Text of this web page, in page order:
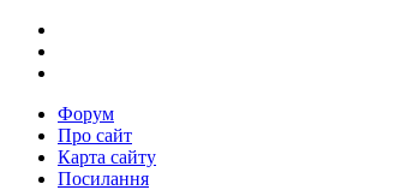
Форум
Про сайт
Карта сайту
Посилання